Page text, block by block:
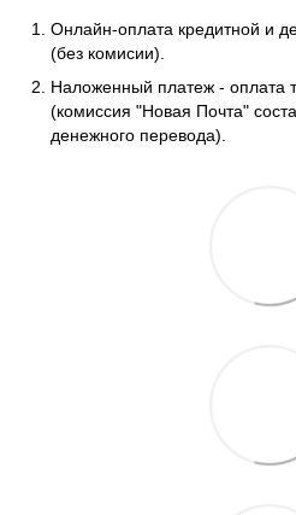
Онлайн-оплата кредитной и
(без комисии).
Наложенный платеж - оплата
(комиссия "Новая Почта"
денежного перевода).